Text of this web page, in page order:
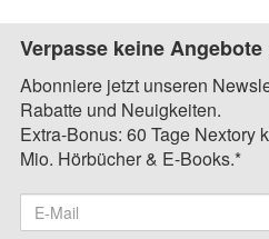
Verpasse keine Angebote
Abonniere jetzt unseren
Rabatte und Neuigkeiten.
Extra-Bonus: 60 Tage Nextory
Mio. Hörbücher & E-Books.*